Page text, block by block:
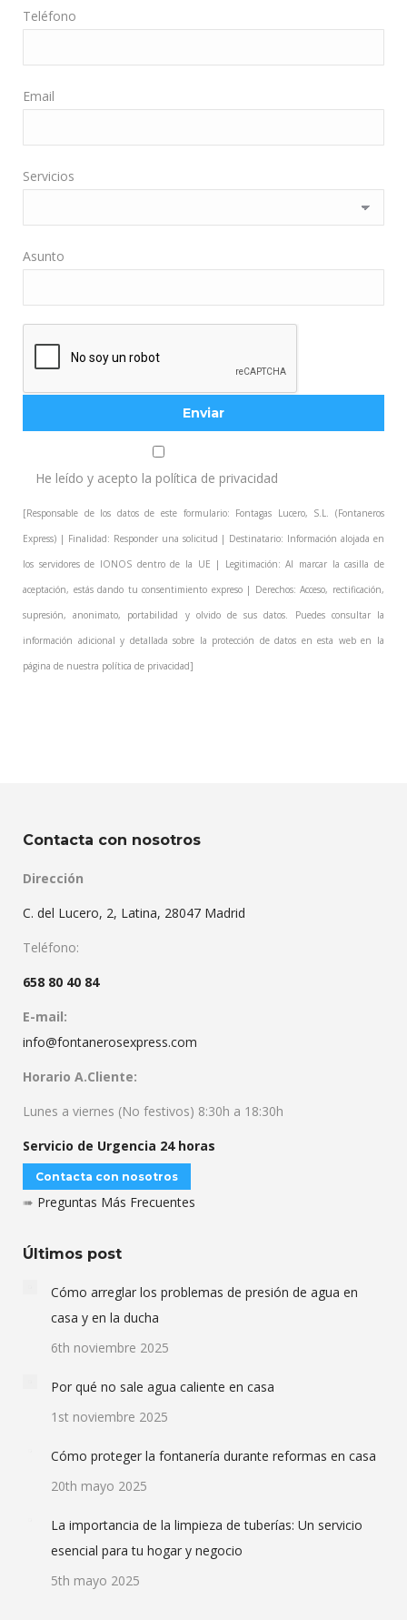
Teléfono
Email
Servicios
Asunto
He leído y acepto la política de privacidad
[Responsable de los datos de este formulario: Fontagas Lucero, S.L. (Fontaneros
Express) | Finalidad: Responder una solicitud | Destinatario: Información alojada en
los servidores de IONOS dentro de la UE | Legitimación: Al marcar la casilla de
aceptación, estás dando tu consentimiento expreso | Derechos: Acceso, rectificación,
supresión, anonimato, portabilidad y olvido de sus datos. Puedes consultar la
información adicional y detallada sobre la protección de datos en esta web en la
página de nuestra política de privacidad]
Contacta con nosotros
Dirección
C. del Lucero, 2, Latina, 28047 Madrid
Teléfono:
658 80 40 84
E-mail:
info@fontanerosexpress.com
Horario A.Cliente:
Lunes a viernes (No festivos) 8:30h a 18:30h
Servicio de Urgencia 24 horas
Contacta con nosotros
➠ Preguntas Más Frecuentes
Últimos post
Cómo arreglar los problemas de presión de agua en
casa y en la ducha
6th noviembre 2025
Por qué no sale agua caliente en casa
1st noviembre 2025
Cómo proteger la fontanería durante reformas en casa
20th mayo 2025
La importancia de la limpieza de tuberías: Un servicio
esencial para tu hogar y negocio
5th mayo 2025